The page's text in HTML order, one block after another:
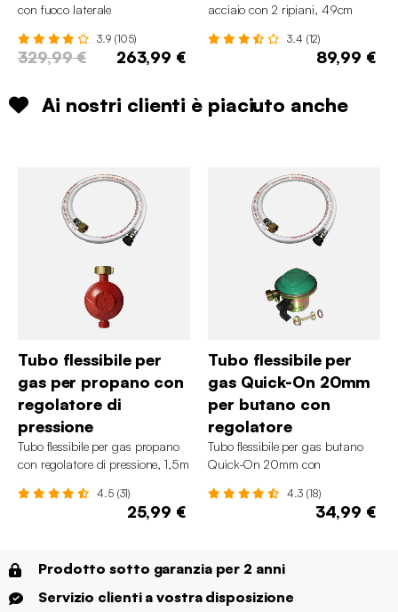
con fuoco laterale
3.9 (105)
329,99 € 263,99 €
acciaio con 2 ripiani, 49cm
3.4 (12)
89,99 €
Ai nostri clienti è piaciuto anche
Tubo flessibile per
gas per propano con
regolatore di
pressione
Tubo flessibile per gas propano
con regolatore di pressione, 1,5m
4.5 (31)
25,99 €
Tubo flessibile per
gas Quick-On 20mm
per butano con
regolatore
Tubo flessibile per gas butano
Quick-On 20mm con
4.3 (18)
34,99 €
Prodotto sotto garanzia per 2 anni
Servizio clienti a vostra disposizione